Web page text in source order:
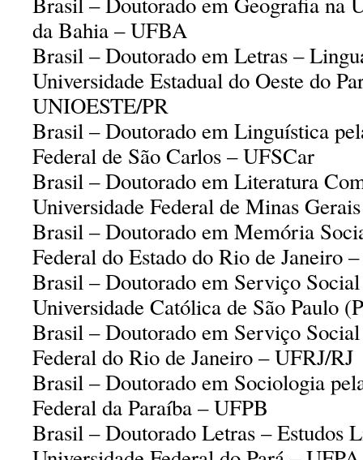
da Bahia – UFBA
Brasil – Doutorado em Letras –
Universidade Estadual do Oeste do
UNIOESTE/PR
Brasil – Doutorado em Linguística
Federal de São Carlos – UFSCar
Brasil – Doutorado em Literatura
Universidade Federal de Minas
Brasil – Doutorado em Memória
Federal do Estado do Rio de Janeiro
Brasil – Doutorado em Serviço
Universidade Católica de São Paulo
Brasil – Doutorado em Serviço
Federal do Rio de Janeiro – UFRJ/RJ
Brasil – Doutorado em Sociologia
Federal da Paraíba – UFPB
Brasil – Doutorado Letras – Estudos